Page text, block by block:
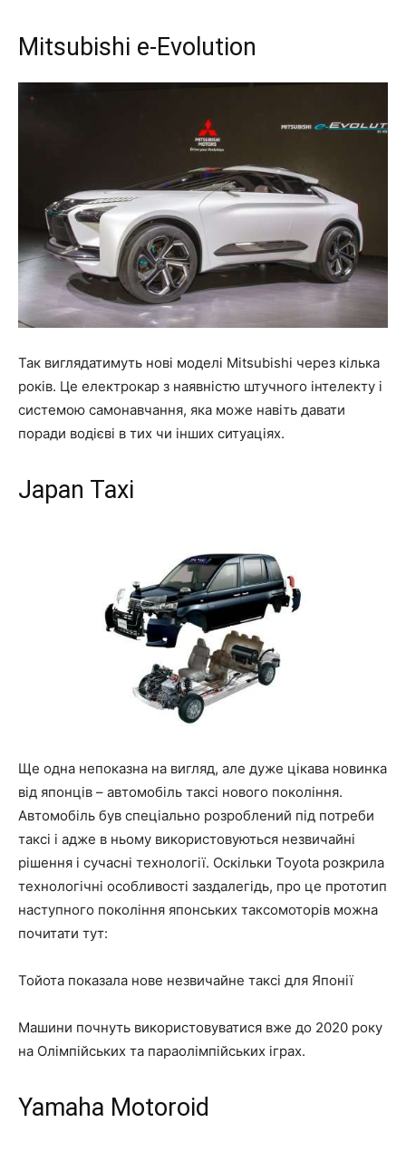
Mitsubishi e-Evolution
Так виглядатимуть нові моделі Mitsubishi через кілька
років. Це електрокар з наявністю штучного інтелекту і
системою самонавчання, яка може навіть давати
поради водієві в тих чи інших ситуаціях.
Japan Taxi
Ще одна непоказна на вигляд, але дуже цікава новинка
від японців – автомобіль таксі нового покоління.
Автомобіль був спеціально розроблений під потреби
таксі і адже в ньому використовуються незвичайні
рішення і сучасні технології. Оскільки Toyota розкрила
технологічні особливості заздалегідь, про це прототип
наступного покоління японських таксомоторів можна
почитати тут:
Тойота показала нове незвичайне таксі для Японії
Машини почнуть використовуватися вже до 2020 року
на Олімпійських та параолімпійських іграх.
Yamaha Motoroid